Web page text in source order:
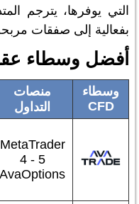
التي يوفرها، يترجم
بفعالية إلى صفقات
أفضل وسطاء
وسطاء
CFD
منصات
التداول
MetaTrader
4 - 5
AvaOptions